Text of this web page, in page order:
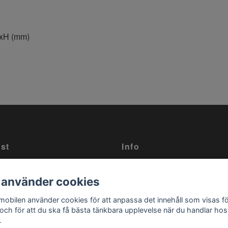
(mm)
eller ring oss på
Info
cookies
använder cookies för att anpassa det innehåll som visas
för att du ska få bästa tänkbara upplevelse när du handlar hos